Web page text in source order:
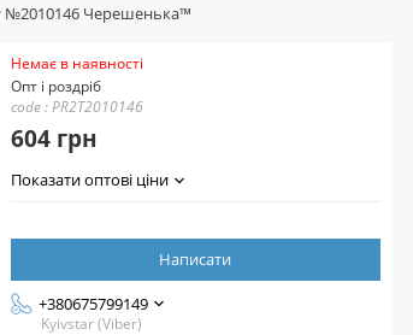
№2010146 Черешенька™
Немає в наявності
Опт і роздріб
code : PR2T2010146
604 грн
Показати оптові ціни
Написати
+380675799149
Kyivstar (Viber)